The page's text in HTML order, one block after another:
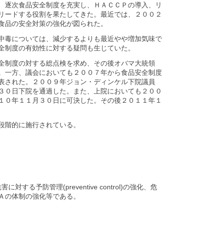
次食品安全制度を充実し、ＨＡＣＣＰの導入、リ
ドする役割を果たしてきた。最近では、２００２
の安全対策の強化が図られた。
毒については、減少するよりも最近やや増加気味で
度の有効性に対する疑問も生じていた。
制度の対する総点検を求め、その後オバマ大統領
一方、議会においても２００７年から食品安全制度
れた。２００９年ジョン・ディンケル下院議員
０日下院を通過した。また、上院においても２００
年１１月３０日に可決した。その後２０１１年１
的に施行されている。
に対する予防管理(preventive control)の強化、危
体制の強化等である。